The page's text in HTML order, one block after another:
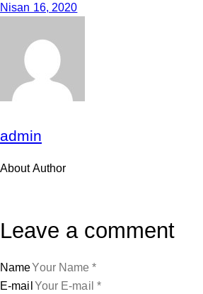
Nisan 16, 2020
admin
About Author
Leave a comment
Name
E-mail